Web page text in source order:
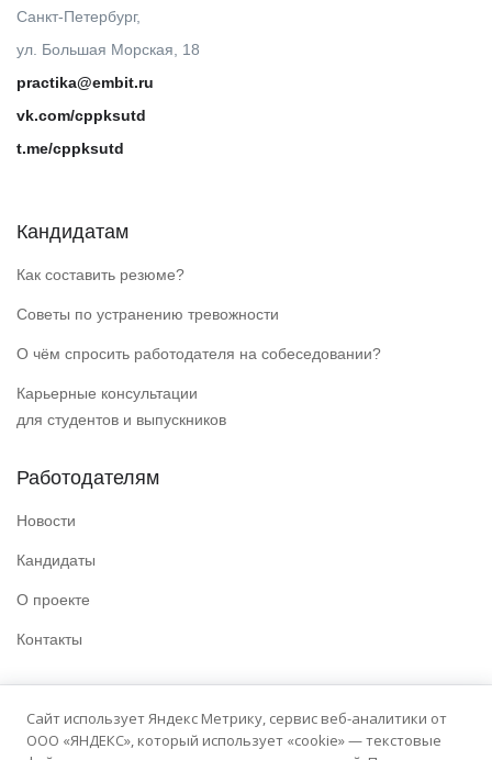
Санкт-Петербург,
ул. Большая Морская, 18
practika@embit.ru
vk.com/cppksutd
t.me/cppksutd
Кандидатам
Как составить резюме?
Советы по устранению тревожности
О чём спросить работодателя на собеседовании?
Карьерные консультации
для студентов и выпускников
Работодателям
Новости
Кандидаты
О проекте
Контакты
Политика конфиденциальности
Сайт использует Яндекс Метрику, сервис веб-аналитики от
ООО «ЯНДЕКС», который использует «cookie» — текстовые